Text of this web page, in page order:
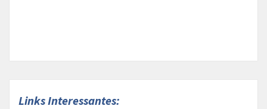
Links Interessantes: